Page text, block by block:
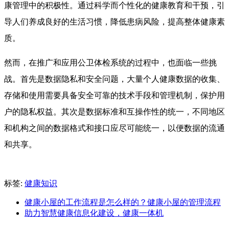
康管理中的积极性。通过科学而个性化的健康教育和干预，引
导人们养成良好的生活习惯，降低患病风险，提高整体健康素
质。
然而，在推广和应用公卫体检系统的过程中，也面临一些挑
战。首先是数据隐私和安全问题，大量个人健康数据的收集、
存储和使用需要具备安全可靠的技术手段和管理机制，保护用
户的隐私权益。其次是数据标准和互操作性的统一，不同地区
和机构之间的数据格式和接口应尽可能统一，以便数据的流通
和共享。
标签: 健康知识
健康小屋的工作流程是怎么样的？健康小屋的管理流程
助力智慧健康信息化建设，健康一体机